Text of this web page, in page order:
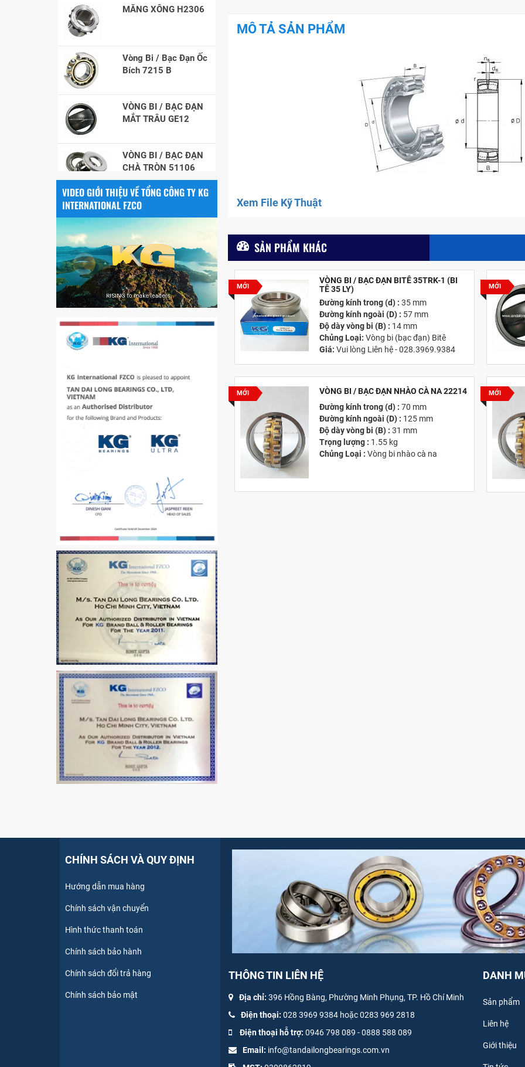
MÔ TẢ SẢN PHẨM
Xem File Kỹ Thuật
SẢN PHẨM KHÁC
MỚI
VÒNG BI / BẠC ĐẠN BITÊ 35TRK-1 (BI
TÊ 35 LY)
Đường kính trong (d) : 35 mm
Đường kính ngoài (D) : 57 mm
Độ dày vòng bi (B) : 14 mm
Chủng Loại:Vòng bi (bạc đạn) Bitê
Giá: Vui lòng Liên hệ - 028.3969.9384
MỚI
VÒNG BI / BẠC ĐẠN NHÀO CÀ NA 22214
Đường kính trong (d) : 70 mm
Đường kính ngoài (D) : 125 mm
Độ dày vòng bi (B) : 31 mm
Trọng lượng : 1.55 kg
Chủng Loại :Vòng bi nhào cà na
MỚI
MỚI
Bích 7215 B
MẮT TRÂU GE12
CHÀ TRÒN 51106
VÒNG BI / BẠC ĐẠN
NHÀO CÀ NA 24134
Vòng bi / Bạc đạn
tròn : 698
VÒNG BI PHS20
VÒNG BI / BẠC ĐẠN
CHÀ TRÒN 51105
VÒNG BI / BẠC ĐẠN
CỐT BƠM NƯỚC
12x12x26
MĂNG XÔNG H2306
Vòng Bi / Bạc Đạn Ốc
Bích 7215 B
VÒNG BI / BẠC ĐẠN
MẮT TRÂU GE12
VÒNG BI / BẠC ĐẠN
CHÀ TRÒN 51106
VIDEO GIỚI THIỆU VỀ TỔNG CÔNG TY KG
INTERNATIONAL FZCO
CHÍNH SÁCH VÀ QUY ĐỊNH
Hướng dẫn mua hàng
Chính sách vận chuyển
Hình thức thanh toán
Chính sách bảo hành
Chính sách đổi trả hàng
Chính sách bảo mật
THÔNG TIN LIÊN HỆ
Địa chỉ: 396 Hồng Bàng, Phường Minh Phụng, TP. Hồ Chí Minh
Điện thoại: 028 3969 9384 hoặc 0283 969 2818
Điện thoại hỗ trợ: 0946 798 089 -0888 588 089
Email: info@tandailongbearings.com.vn
DANH
Sản phẩm
Liên hệ
Giới thiệu